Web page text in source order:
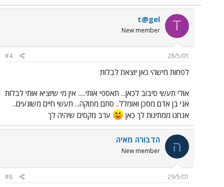
T
t@gel
New member
28/5/01
#4
לפחות מישהי כאן יוצאת לבלות
אולי תעשי סיבוב לכאן... תאספי אותי..... אין מי שיוציא אותי לבלות
אני בן אדם מסכן ואומלל.. סתם מתוקה... תעשי חיים משוגעים..
אנחנו ממתינות לך כאן
ערב מקסים שיהיה לך
ה הדבורה מאיה
New member
29/5/01
#8